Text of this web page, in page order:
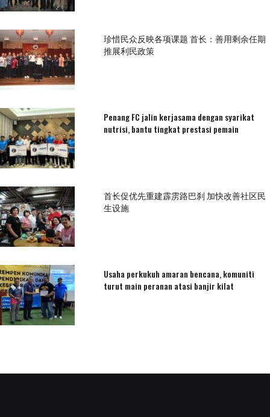
珍惜民众反映各项课题 首长：善用剩余任期
推展利民政策
Penang FC jalin kerjasama dengan syarikat
nutrisi, bantu tingkat prestasi pemain
首长促优先重建霹雳路巴刹 加快改善社区民
生设施
Usaha perkukuh amaran bencana, komuniti
turut main peranan atasi banjir kilat